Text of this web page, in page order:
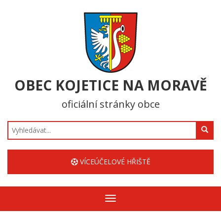
OBEC KOJETICE NA MORAVĚ
oficiální stránky obce
Hledat
VÍCEÚČELOVÉ HŘIŠTĚ
Zobrazit/skrýt
navigaci